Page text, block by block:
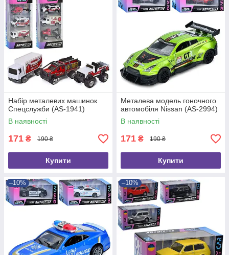
Набір металевих машинок
Спецслужби (AS-1941)
В наявності
171 ₴ 190 ₴
Купити
Металева модель гоночного
автомобіля Nissan (AS-2994)
В наявності
171 ₴ 190 ₴
Купити
–10% –10%